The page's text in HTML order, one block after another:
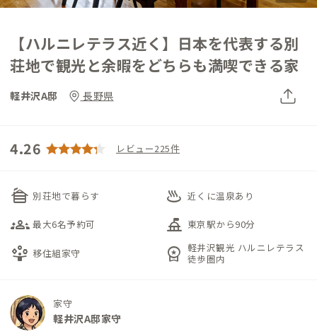
【ハルニレテラス近く】日本を代表する別
荘地で観光と余暇をどちらも満喫できる家
軽井沢A邸 長野県
4.26 レビュー225件
cabin 別荘地で暮らす onsen 近くに温泉あり
groups_3 最大6名予約可 things_to_do 東京駅から90分
person_play 移住組家守 workspace_premium 軽井沢観光 ハルニレテラス
徒歩圏内
家守
軽井沢A邸家守